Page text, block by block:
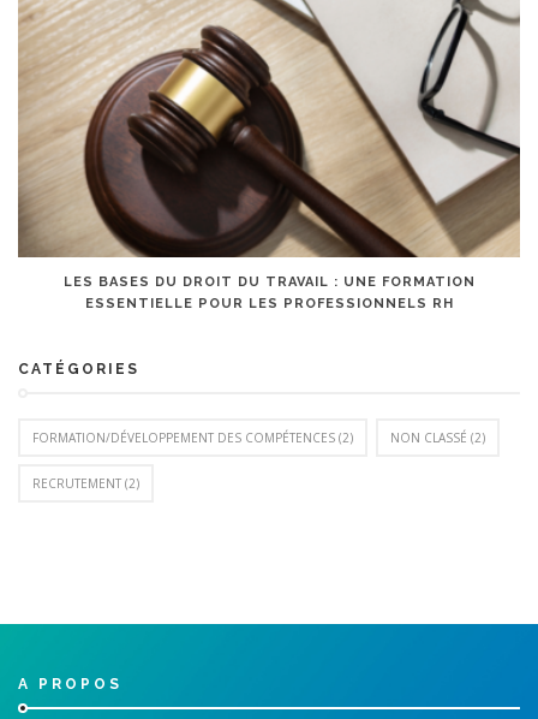
LES BASES DU DROIT DU TRAVAIL : UNE FORMATION
ESSENTIELLE POUR LES PROFESSIONNELS RH
CATÉGORIES
FORMATION/DÉVELOPPEMENT DES COMPÉTENCES (2) NON CLASSÉ (2)
RECRUTEMENT (2)
A PROPOS